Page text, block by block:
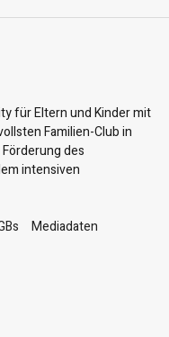
für Eltern und Kinder mit
Familien-Club in
des
intensiven
Mediadaten